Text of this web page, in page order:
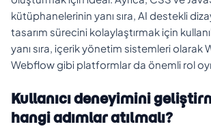
kütüphanelerinin yanı sıra, AI destekli
tasarım sürecini kolaylaştırmak için
yanı sıra, içerik yönetim sistemleri olarak
Webflow gibi platformlar da önemli rol
Kullanıcı deneyimini
hangi adımlar atılmalı?